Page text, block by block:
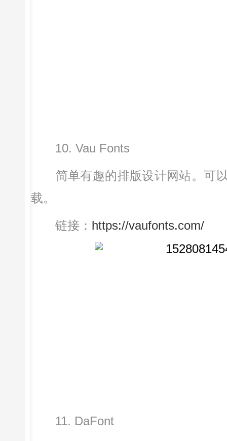
10. Vau Fonts
简单有趣的排版设计网站。可以
载。
链接： https://vaufonts.com/
11. DaFont